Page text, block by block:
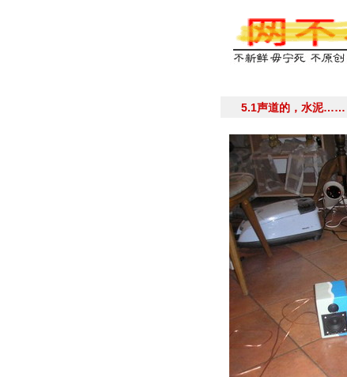
5.1声道的，水泥……